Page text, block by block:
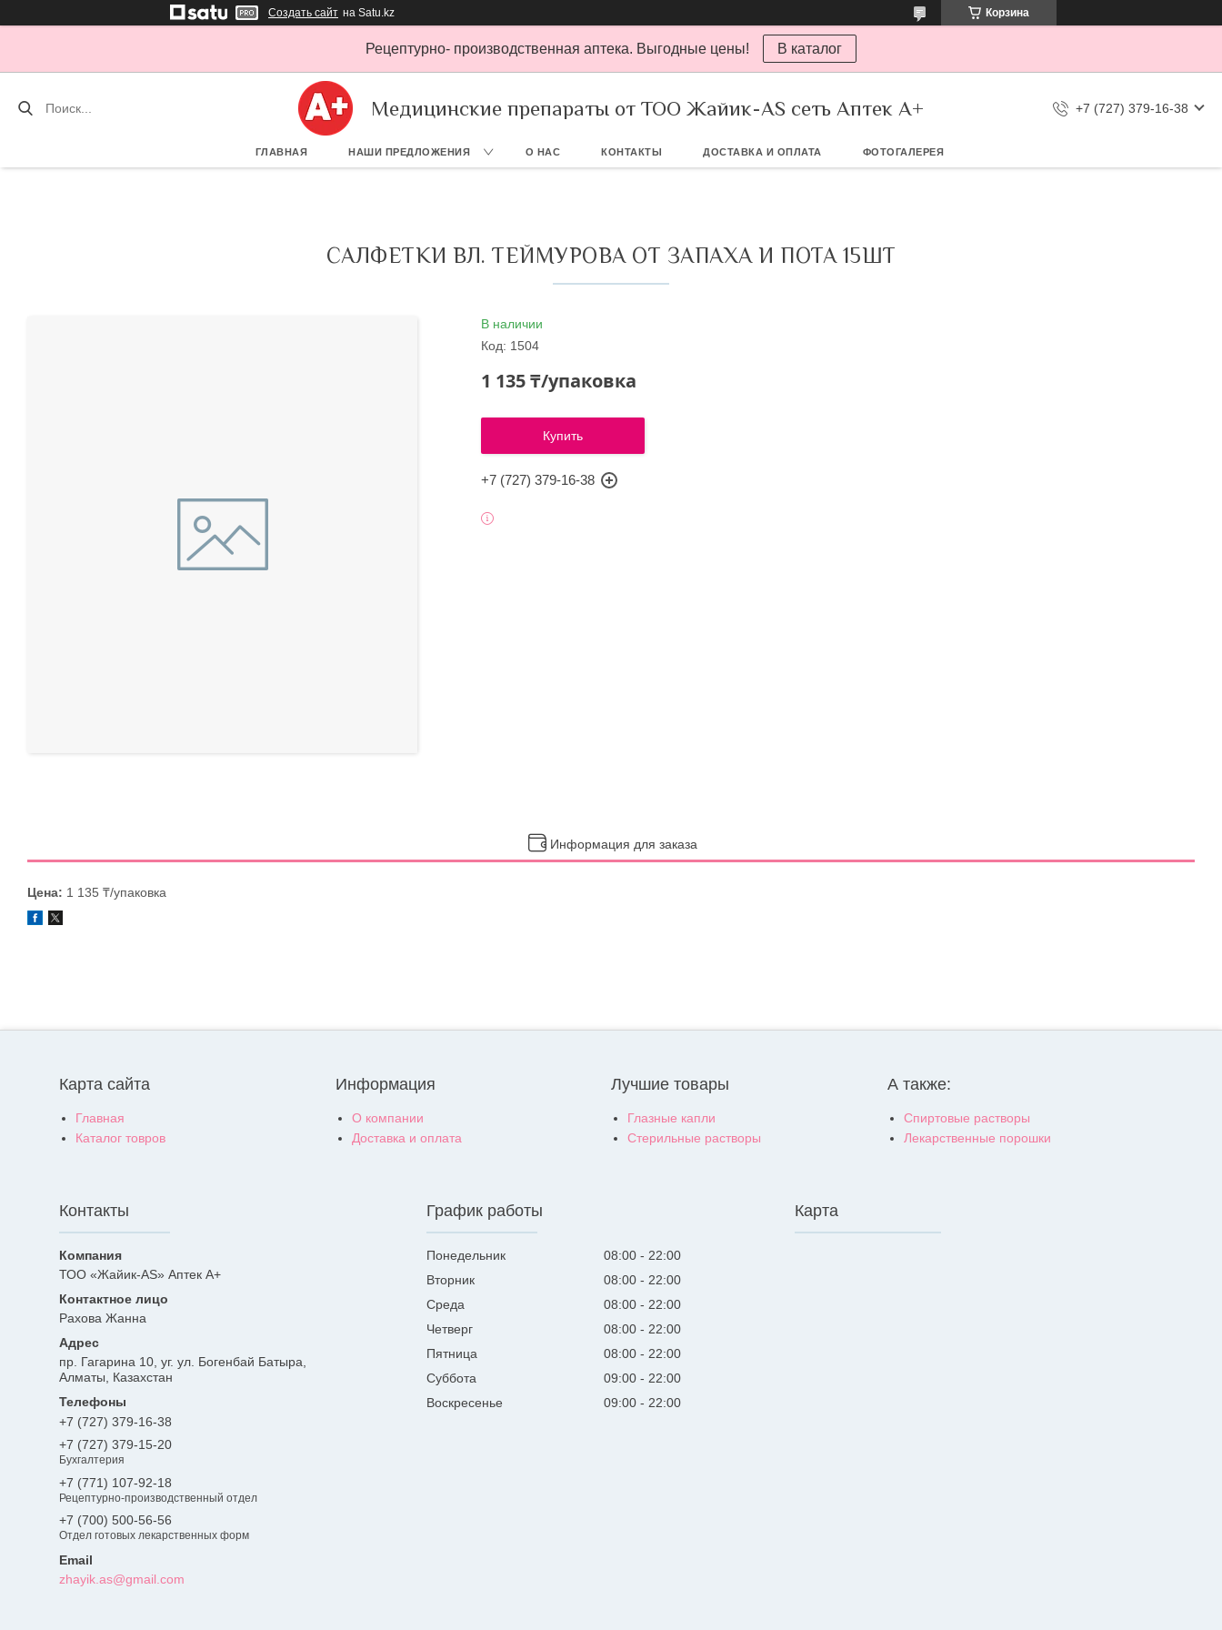
Создать сайт на Satu.kz Корзина
Рецептурно- производственная аптека. Выгодные цены! В каталог
Медицинские препараты от ТОО Жайик-AS сеть Аптек А+ +7 (727) 379-16-38
ГЛАВНАЯ НАШИ ПРЕДЛОЖЕНИЯ О НАС КОНТАКТЫ ДОСТАВКА И ОПЛАТА ФОТОГАЛЕРЕЯ
САЛФЕТКИ ВЛ. ТЕЙМУРОВА ОТ ЗАПАХА И ПОТА 15ШТ
В наличии
Код: 1504
1 135 ₸/упаковка
Купить
+7 (727) 379-16-38
Информация для заказа
Цена: 1 135 ₸/упаковка
Карта сайта
Главная
Каталог товров
Информация
О компании
Доставка и оплата
Лучшие товары
Глазные капли
Стерильные растворы
А также:
Спиртовые растворы
Лекарственные порошки
Контакты
ТОО «Жайик-AS» Аптек А+
Рахова Жанна
пр. Гагарина 10, уг. ул. Богенбай Батыра,
Алматы, Казахстан
+7 (727) 379-16-38
+7 (727) 379-15-20
Бухгалтерия
+7 (771) 107-92-18
Рецептурно-производственный отдел
+7 (700) 500-56-56
Отдел готовых лекарственных форм
zhayik.as@gmail.com
График работы
Понедельник 08:00
22:00
Вторник
08:00
22:00
Среда
08:00
22:00
Четверг
08:00
22:00
Пятница
08:00
22:00
Суббота
09:00
22:00
Воскресенье
09:00 22:00
Карта